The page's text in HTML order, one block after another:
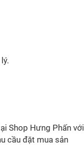
Shop Hưng Phấn với
cầu đặt mua sản